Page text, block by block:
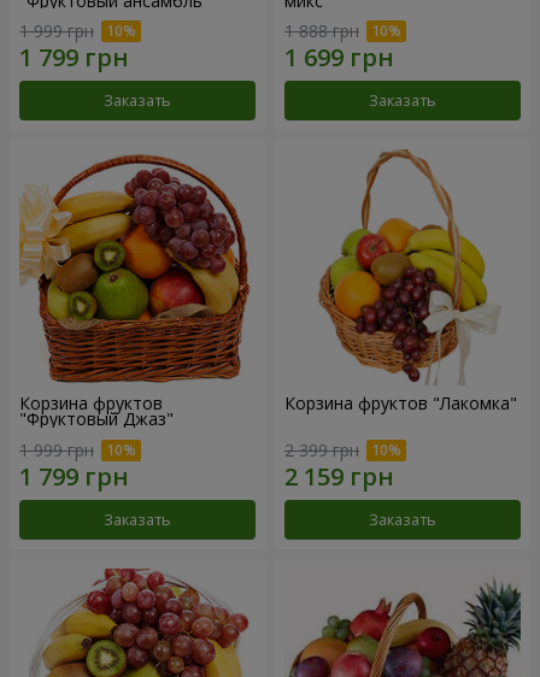
1 999 грн
Заказать
1 888 грн
Заказать
Корзина фруктов
"Фруктовый Джаз"
1 999 грн
Заказать
Корзина фруктов "Лакомка"
2 399 грн
Заказать